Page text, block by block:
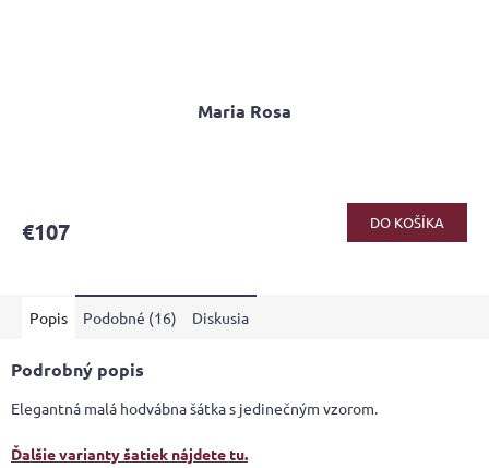
Maria Rosa
€107 DO KOŠÍKA
Popis Podobné (16) Diskusia
Podrobný popis
Elegantná malá hodvábna šátka s jedinečným vzorom.
Ďalšie varianty šatiek nájdete tu.